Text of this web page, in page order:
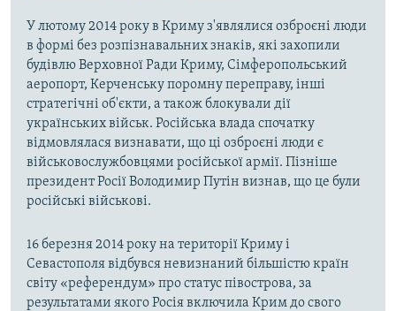
У лютому 2014 року в Криму з'являлися озброєні люди
в формі без розпізнавальних знаків, які захопили
будівлю Верховної Ради Криму, Сімферопольський
аеропорт, Керченську поромну переправу, інші
стратегічні об'єкти, а також блокували дії
українських військ. Російська влада спочатку
відмовлялася визнавати, що ці озброєні люди є
військовослужбовцями російської армії. Пізніше
президент Росії Володимир Путін визнав, що це були
російські військові.
16 березня 2014 року на території Криму і
Севастополя відбувся невизнаний більшістю країн
світу «референдум» про статус півострова, за
результатами якого Росія включила Крим до свого